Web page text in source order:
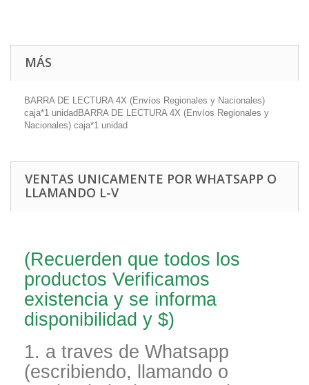
MÁS
BARRA DE LECTURA 4X (Envíos Regionales y Nacionales)
caja*1 unidadBARRA DE LECTURA 4X (Envíos Regionales y
Nacionales) caja*1 unidad
VENTAS UNICAMENTE POR WHATSAPP O
LLAMANDO L-V
(Recuerden que todos los
productos Verificamos
existencia y se informa
disponibilidad y $)
1. a traves de Whatsapp
(escribiendo, llamando o